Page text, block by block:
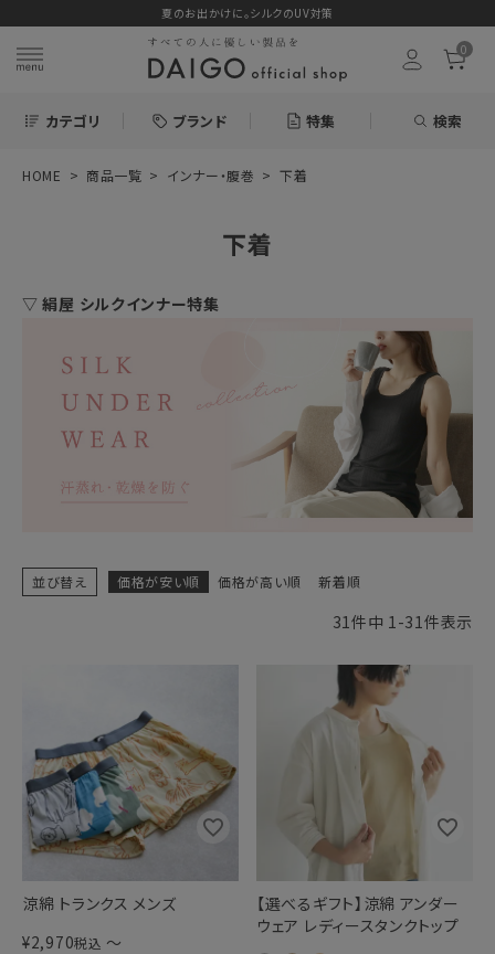
夏のお出かけに。シルクのUV対策
0
カテゴリ ブランド 特集 検索
新着＆再入荷商品
ブランドから探す
お問い合わせ
ログアウト
HOME 商品一覧 インナー・腹巻 下着
下着
▽ 絹屋 シルクインナー特集
並び替え 価格が安い順 価格が高い順 新着順
31 件中 1 -31 件表示
涼綿 トランクス メンズ
¥2,970税込 〜
【選べるギフト】涼綿 アンダー
ウェア レディースタンクトップ